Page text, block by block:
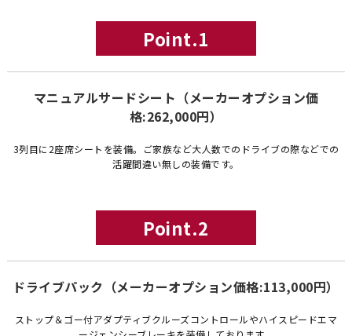
Point.1
マニュアルサードシート（メーカーオプション価
格:262,000円）
3列目に2座席シートを装備。ご家族など大人数でのドライブの際などでの
活躍間違い無しの装備です。
Point.2
ドライブパック（メーカーオプション価格:113,000円）
ストップ＆ゴー付アダプティブクルーズコントロールやハイスピードエマ